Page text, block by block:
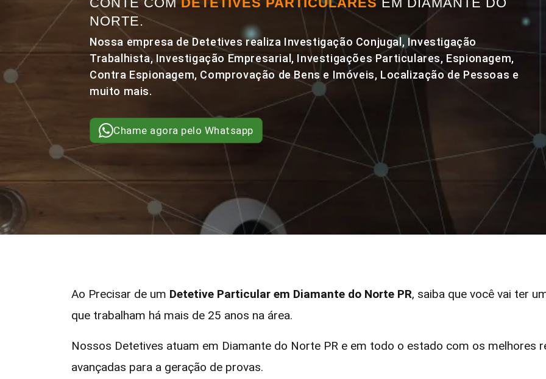
NORTE.
Nossa empresa de Detetives realiza Investigação Conjugal, Investigação
Trabalhista, Investigação Empresarial, Investigações Particulares, Espionagem,
Contra Espionagem, Comprovação de Bens e Imóveis, Localização de Pessoas e
muito mais.
Chame agora pelo Whatsapp
Ao Precisar de um Detetive Particular em Diamante do Norte PR, saiba que você vai ter
que trabalham há mais de 25 anos na área.
Nossos Detetives atuam em Diamante do Norte PR e em todo o estado com os melhores
avançadas para a geração de provas.